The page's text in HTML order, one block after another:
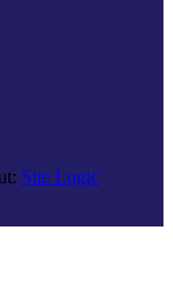
Site Logic